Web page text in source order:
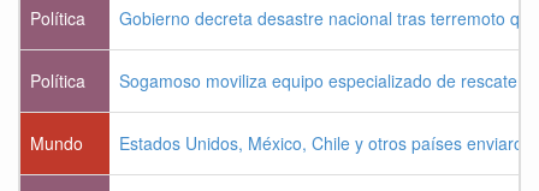
Política Gobierno decreta desastre nacional tras terremoto
Política Sogamoso moviliza equipo especializado de rescate
Mundo Estados Unidos, México, Chile y otros países